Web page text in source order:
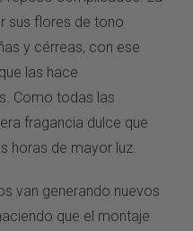
sus flores de tono
y cérreas, con ese
las hace
Como todas las
fragancia dulce que
horas de mayor luz.
van generando nuevos
que el montaje